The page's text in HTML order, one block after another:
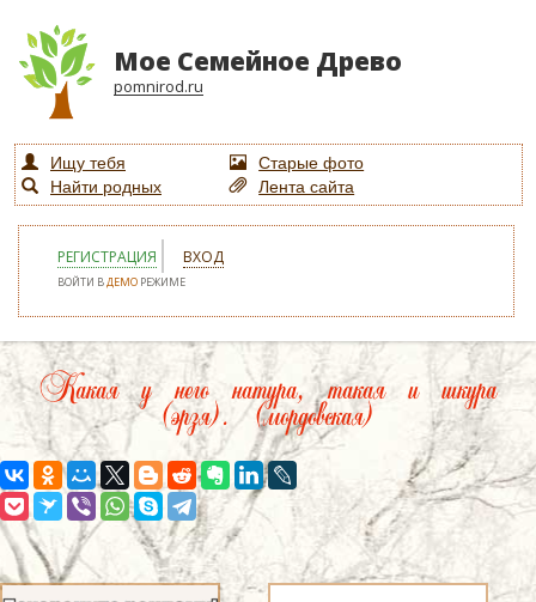
Мое Семейное Древо
pomnirod.ru
Ищу тебя
Старые фото
Найти родных
Лента сайта
РЕГИСТРАЦИЯ ВХОД
ВОЙТИ ВДЕМО РЕЖИМЕ
Какая у него натура, такая и шкура
(эрзя). (мордовская)